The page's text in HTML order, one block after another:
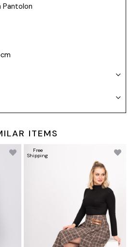
Pantolon
göre değişiklik gösterebilir.
bir beden büyük tercih edebilir.
Bel:67/74 Basen:91/98
Bel:74/81 Basen:98/105
Bel:81/88 Basen:105/112
114 Bel:88/98 Basen:112/120
124 Bel:98/108 Basen:120/128
ITEMS
Free
Shipping